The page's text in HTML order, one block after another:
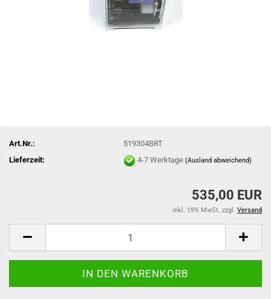
Art.Nr.:
519304BRT
Lieferzeit:
4-7 Werktage(Ausland abweichend)
535,00 EUR
inkl. 19% MwSt. zzgl. Versand